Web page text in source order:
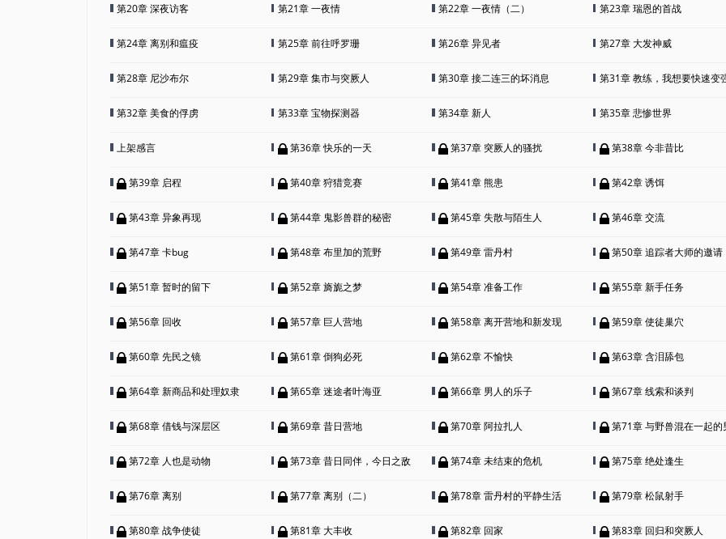
第20章 深夜访客 第21章 一夜情 第22章 一夜情（二） 第23章 瑞恩的首战
第24章 离别和瘟疫 第25章 前往呼罗珊 第26章 异见者 第27章 大发神威
第28章 尼沙布尔 第29章 集市与突厥人 第30章 接二连三的坏消息 第31章 教练，我想要快速变
第32章 美食的俘虏 第33章 宝物探测器 第34章 新人 第35章 悲惨世界
上架感言 第36章 快乐的一天 第37章 突厥人的骚扰 第38章 今非昔比
第39章 启程 第40章 狩猎竞赛 第41章 熊患 第42章 诱饵
第43章 异象再现 第44章 鬼影兽群的秘密 第45章 失散与陌生人 第46章 交流
第47章 卡bug 第48章 布里加的荒野 第49章 雷丹村 第50章 追踪者大师的邀请
第51章 暂时的留下 第52章 旖旎之梦 第54章 准备工作 第55章 新手任务
第56章 回收 第57章 巨人营地 第58章 离开营地和新发现 第59章 使徒巢穴
第60章 先民之镜 第61章 倒狗必死 第62章 不愉快 第63章 含泪舔包
第64章 新商品和处理奴隶 第65章 迷途者叶海亚 第66章 男人的乐子 第67章 线索和谈判
第68章 借钱与深层区 第69章 昔日营地 第70章 阿拉扎人 第71章 与野兽混在一起的
第72章 人也是动物 第73章 昔日同伴，今日之敌 第74章 未结束的危机 第75章 绝处逢生
第76章 离别 第77章 离别（二） 第78章 雷丹村的平静生活 第79章 松鼠射手
第80章 战争使徒 第81章 大丰收 第82章 回家 第83章 回归和突厥人